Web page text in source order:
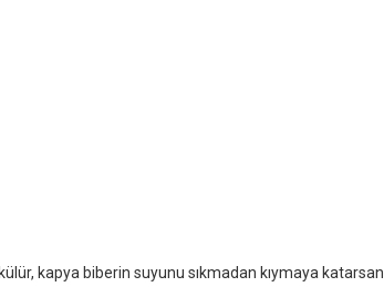
kapya biberin suyunu sıkmadan kıymaya katarsan